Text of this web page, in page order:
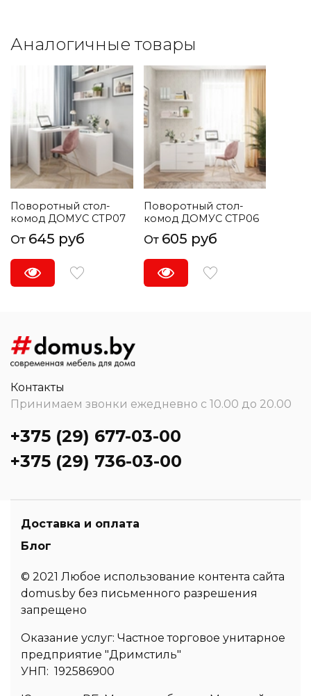
Аналогичные товары
Поворотный стол-
комод ДОМУС СТР07
От 645 руб
Поворотный стол-
комод ДОМУС СТР06
От 605 руб
Контакты
Принимаем звонки ежедневно с 10.00 до 20.00
+375 (29) 677-03-00
+375 (29) 736-03-00
Доставка и оплата
Блог
© 2021 Любое использование контента сайта
domus.by без письменного разрешения
запрещено
Оказание услуг: Частное торговое унитарное
предприятие "Дримстиль"
УНП: 192586900